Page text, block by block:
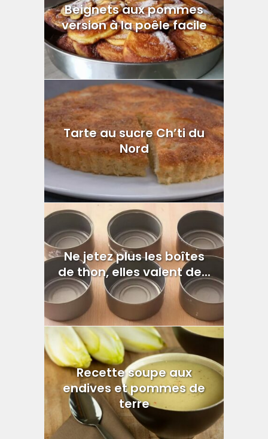
Beignets aux pommes
version à la poêle facile
Tarte au sucre Ch’ti du
Nord
Ne jetez plus les boîtes
de thon, elles valent de...
Recette soupe aux
endives et pommes de
terre